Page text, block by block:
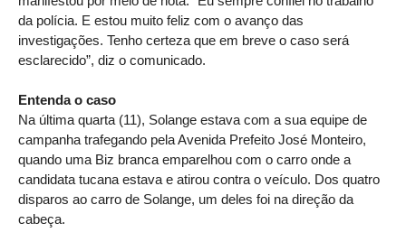
da polícia. E estou muito feliz com o avanço das
investigações. Tenho certeza que em breve o caso será
esclarecido”, diz o comunicado.
Entenda o caso
Na última quarta (11), Solange estava com a sua equipe de
campanha trafegando pela Avenida Prefeito José Monteiro,
quando uma Biz branca emparelhou com o carro onde a
candidata tucana estava e atirou contra o veículo. Dos quatro
disparos ao carro de Solange, um deles foi na direção da
cabeça.